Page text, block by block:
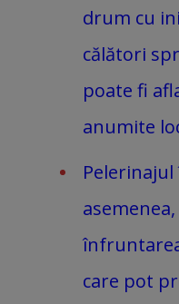
drum cu
călători
poate fi
anumite
care pot